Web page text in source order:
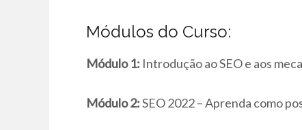
Módulos do Curso:
Módulo 1: Introdução ao SEO e aos
Módulo 2:SEO 2022 – Aprenda como